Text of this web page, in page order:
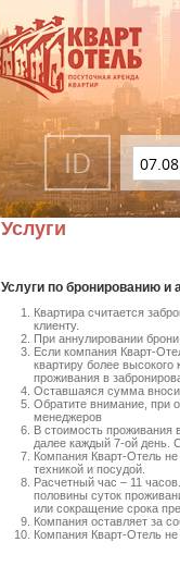
Услуги
Услуги по бронированию и
Квартира считается
клиенту.
При аннулировании
Если компания Кварт-
квартиру более
проживания в
Оставшаяся сумма
Обратите внимание, при
менеджеров
В стоимость проживания
далее каждый 7-ой день.
Компания Кварт-Отель
техникой и посудой.
Расчетный час – 11
половины суток
или сокращение срока
Компания оставляет за
Компания Кварт-Отель